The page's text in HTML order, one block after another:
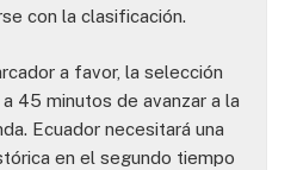
con la clasificación.
a favor, la selección
45 minutos de avanzar a la
Ecuador necesitará una
en el segundo tiempo